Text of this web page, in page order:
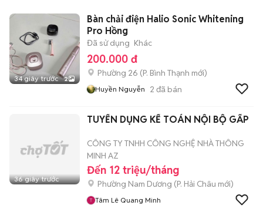
34 giây trước 2
Bàn chải điện Halio Sonic Whitening
Pro Hồng
Đã sử dụng Khác
200.000 đ
Phường 26 (P. Bình Thạnh mới)
Huyền Nguyễn 2 đã bán
36 giây trước
TUYỂN DỤNG KẾ TOÁN NỘI BỘ GẤP
CÔNG TY TNHH CÔNG NGHỆ NHÀ THÔNG
MINH AZ
Đến 12 triệu/tháng
Phường Nam Dương (P. Hải Châu mới)
Tâm Lê Quang Minh